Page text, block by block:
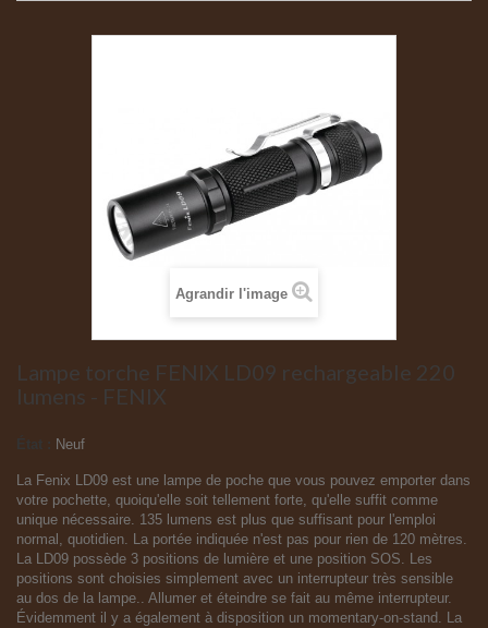
Agrandir l'image
Lampe torche FENIX LD09 rechargeable 220
lumens - FENIX
Neuf
La Fenix LD09 est une lampe de poche que vous pouvez emporter dans
votre pochette, quoiqu'elle soit tellement forte, qu'elle suffit comme
unique nécessaire. 135 lumens est plus que suffisant pour l'emploi
normal, quotidien. La portée indiquée n'est pas pour rien de 120 mètres.
La LD09 possède 3 positions de lumière et une position SOS. Les
positions sont choisies simplement avec un interrupteur très sensible
au dos de la lampe.. Allumer et éteindre se fait au même interrupteur.
Évidemment il y a également à disposition un momentary-on-stand. La